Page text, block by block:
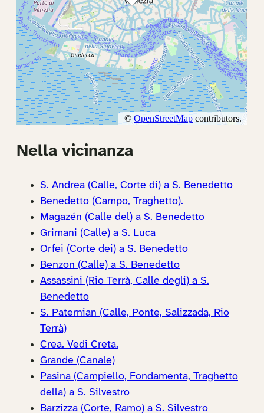
Nella vicinanza
S. Andrea (Calle, Corte di) a S. Benedetto
Benedetto (Campo, Traghetto).
Magazén (Calle del) a S. Benedetto
Grimani (Calle) a S. Luca
Orfei (Corte dei) a S. Benedetto
Benzon (Calle) a S. Benedetto
Assassini (Rio Terrà, Calle degli) a S.
Benedetto
S. Paternian (Calle, Ponte, Salizzada, Rio
Terrà)
Crea. Vedi Creta.
Grande (Canale)
Pasina (Campiello, Fondamenta, Traghetto
della) a S. Silvestro
Barzizza (Corte, Ramo) a S. Silvestro